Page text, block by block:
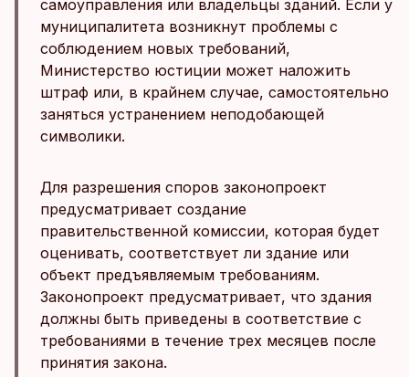
самоуправления или владельцы зданий. Если у
муниципалитета возникнут проблемы с
соблюдением новых требований,
Министерство юстиции может наложить
штраф или, в крайнем случае, самостоятельно
заняться устранением неподобающей
символики.
Для разрешения споров законопроект
предусматривает создание
правительственной комиссии, которая будет
оценивать, соответствует ли здание или
объект предъявляемым требованиям.
Законопроект предусматривает, что здания
должны быть приведены в соответствие с
требованиями в течение трех месяцев после
принятия закона.